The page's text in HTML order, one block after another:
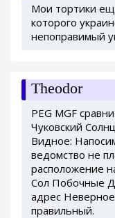
Мои тортики
которого
непоправимый
Theodor
PEG MGF
Чуковский
Видное:
ведомство не
расположение
Сол Побочные
адрес
правильный.